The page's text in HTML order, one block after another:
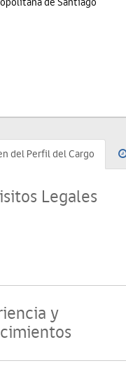
del Perfil del Cargo
Legales
y